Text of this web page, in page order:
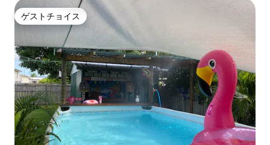
ゲストチョイス
ゲストチョイス